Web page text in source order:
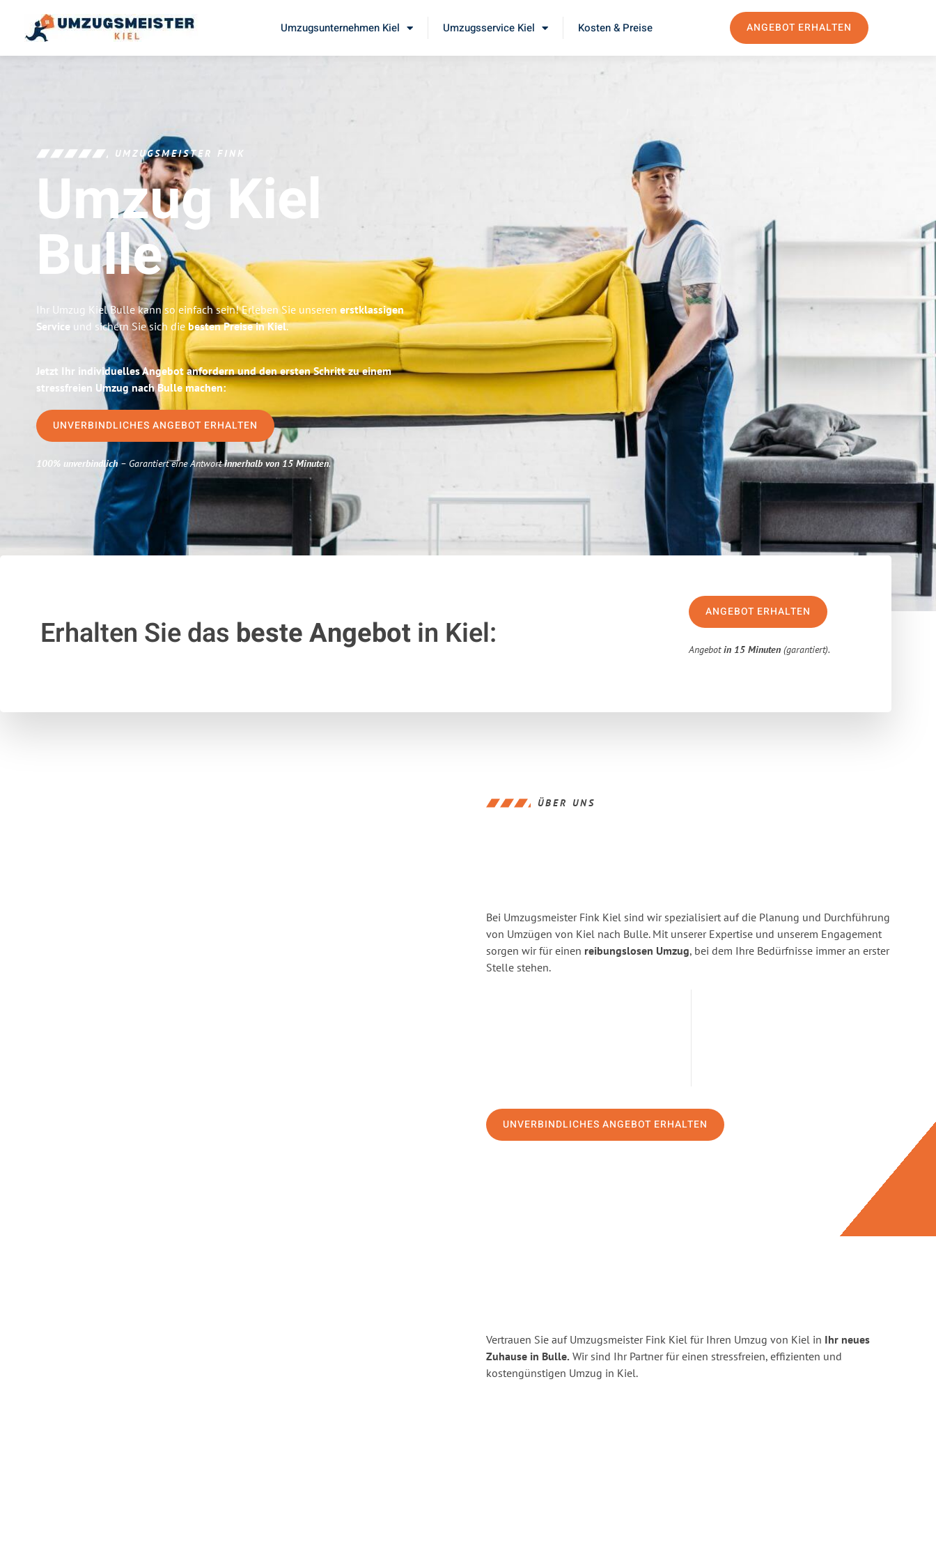
Umzugsunternehmen Kiel Umzugsservice Kiel Kosten & Preise ANGEBOT ERHALTEN
UMZUGSMEISTER FINK
Umzug Kiel
Bulle
Ihr Umzug Kiel Bulle kann so einfach sein! Erleben Sie unseren erstklassigen
Service und sichern Sie sich die besten Preise in Kiel.
Jetzt Ihr individuelles Angebot anfordern und den ersten Schritt zu einem
stressfreien Umzug nach Bulle machen:
UNVERBINDLICHES ANGEBOT ERHALTEN
100% unverbindlich– Garantiert eine Antwortinnerhalb von 15 Minuten.
Erhalten Sie das beste Angebotin Kiel:
ANGEBOT ERHALTEN
Angebotin 15 Minuten (garantiert).
ÜBER UNS
Bei Umzugsmeister Fink Kiel sind wir spezialisiert auf die Planung und Durchführung
von Umzügen von Kiel nach Bulle. Mit unserer Expertise und unserem Engagement
sorgen wir für einen reibungslosen Umzug, bei dem Ihre Bedürfnisse immer an erster
Stelle stehen.
UNVERBINDLICHES ANGEBOT ERHALTEN
Vertrauen Sie auf Umzugsmeister Fink Kiel für Ihren Umzug von Kiel in Ihr neues
Zuhause in Bulle. Wir sind Ihr Partner für einen stressfreien, effizienten und
kostengünstigen Umzug in Kiel.